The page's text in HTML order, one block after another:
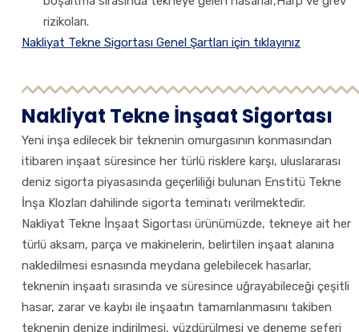
rizikoları.
Nakliyat Tekne Sigortası Genel Şartları için tıklayınız
Nakliyat Tekne İnşaat Sigortası
Yeni inşa edilecek bir teknenin omurgasının konmasından
itibaren inşaat süresince her türlü risklere karşı, uluslararası
deniz sigorta piyasasında geçerliliği bulunan Enstitü Tekne
İnşa Klozları dahilinde sigorta teminatı verilmektedir.
Nakliyat Tekne İnşaat Sigortası ürünümüzde, tekneye ait her
türlü aksam, parça ve makinelerin, belirtilen inşaat alanına
nakledilmesi esnasında meydana gelebilecek hasarlar,
teknenin inşaatı sırasında ve süresince uğrayabileceği çeşitli
hasar, zarar ve kaybı ile inşaatın tamamlanmasını takiben
teknenin denize indirilmesi, yüzdürülmesi ve deneme seferi